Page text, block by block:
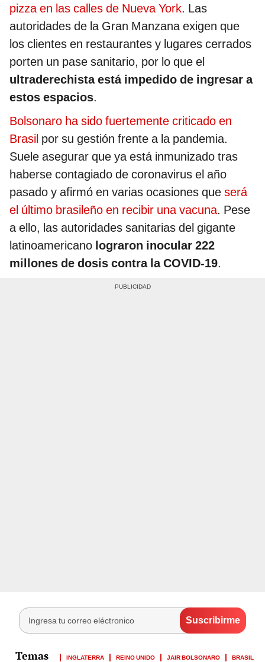
pizza en las calles de Nueva York. Las
autoridades de la Gran Manzana exigen que
los clientes en restaurantes y lugares cerrados
porten un pase sanitario, por lo que el
ultraderechista está impedido de ingresar a
estos espacios.
Bolsonaro ha sido fuertemente criticado en
Brasil por su gestión frente a la pandemia.
Suele asegurar que ya está inmunizado tras
haberse contagiado de coronavirus el año
pasado y afirmó en varias ocasiones que será
el último brasileño en recibir una vacuna. Pese
a ello, las autoridades sanitarias del gigante
latinoamericano lograron inocular 222
millones de dosis contra la COVID-19.
INGLATERRA REINO UNIDO JAIR BOLSONARO
BRASIL